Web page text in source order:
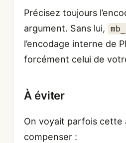
Précisez toujours
argument. Sans lui,
l’encodage interne de
forcément celui de
À éviter
On voyait parfois cette
compenser :